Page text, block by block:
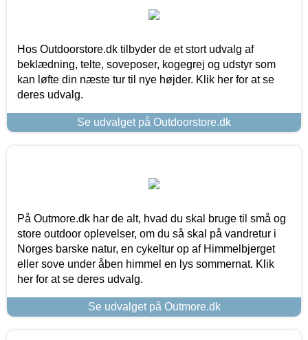
Hos Outdoorstore.dk tilbyder de et stort udvalg af
beklædning, telte, soveposer, kogegrej og udstyr som
kan løfte din næste tur til nye højder. Klik her for at se
deres udvalg.
Se udvalget på Outdoorstore.dk
På Outmore.dk har de alt, hvad du skal bruge til små og
store outdoor oplevelser, om du så skal på vandretur i
Norges barske natur, en cykeltur op af Himmelbjerget
eller sove under åben himmel en lys sommernat. Klik
her for at se deres udvalg.
Se udvalget på Outmore.dk